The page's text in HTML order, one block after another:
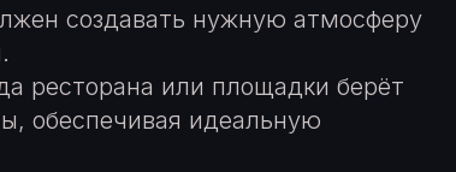
создавать нужную атмосферу
ресторана или площадки берёт
обеспечивая идеальную